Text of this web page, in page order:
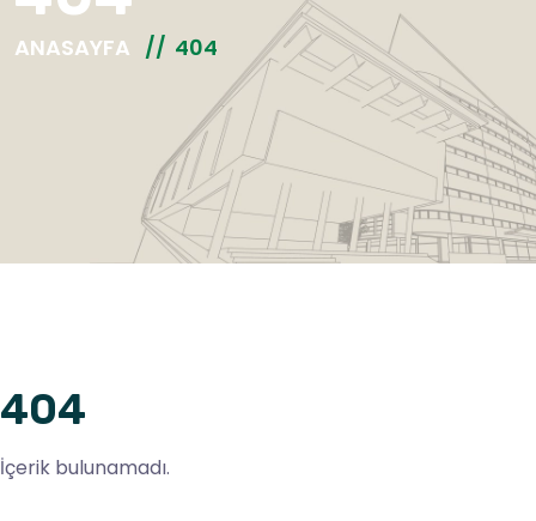
ANASAYFA 404
404
İçerik bulunamadı.